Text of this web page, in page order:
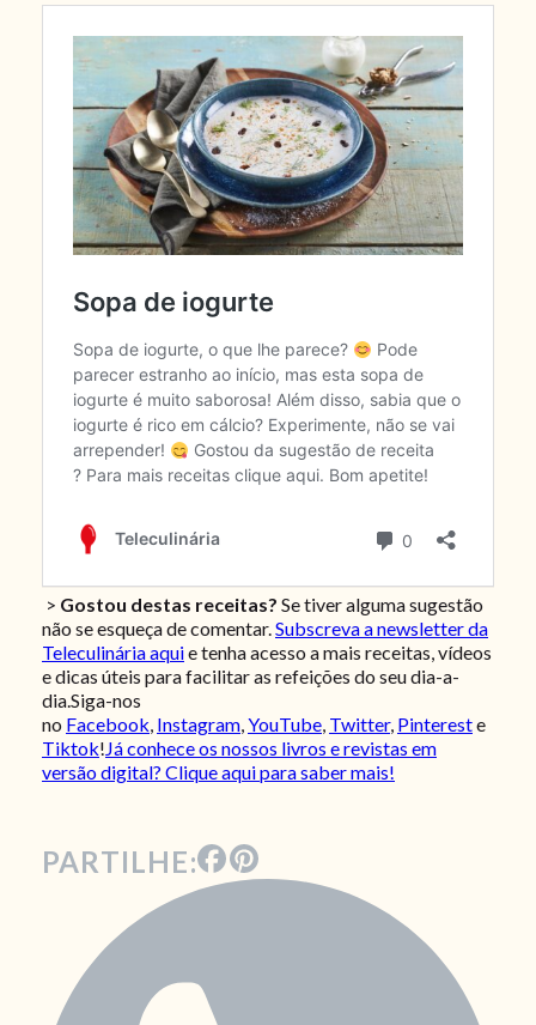
> Gostou destas receitas? Se tiver alguma sugestão
não se esqueça de comentar.Subscreva a newsletter da
Teleculinária aquie tenha acesso a mais receitas, vídeos
e dicas úteis para facilitar as refeições do seu dia-a-
dia.Siga-nos
no Facebook, Instagram,YouTube, Twitter, Pintereste
Tiktok!Já conhece os nossos livros e revistas em
versão digital? Clique aqui para saber mais!
PARTILHE: